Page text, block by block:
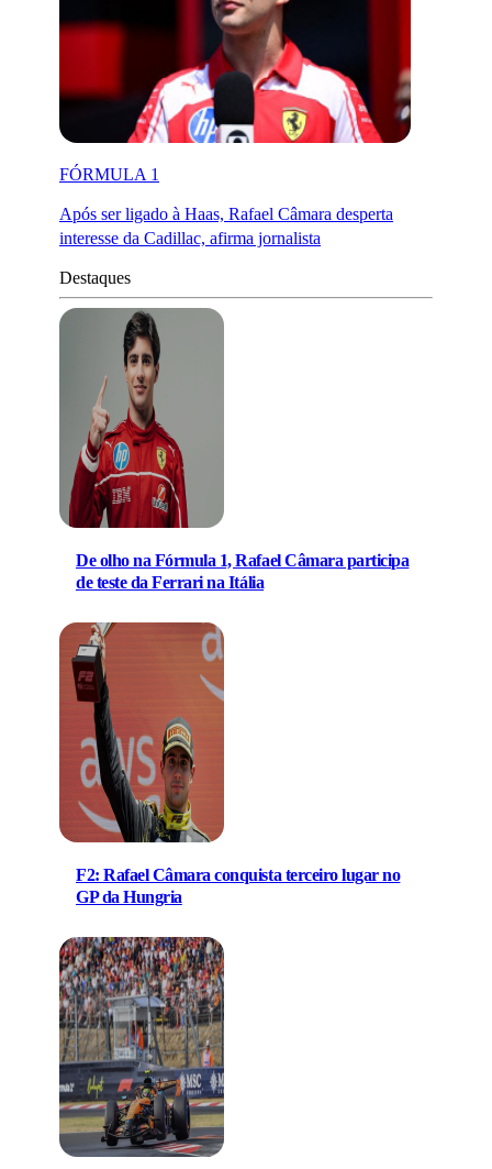
FÓRMULA 1
Após ser ligado à Haas, Rafael Câmara desperta
interesse da Cadillac, afirma jornalista
Destaques
De olho na Fórmula 1, Rafael Câmara participa
de teste da Ferrari na Itália
F2: Rafael Câmara conquista terceiro lugar no
GP da Hungria